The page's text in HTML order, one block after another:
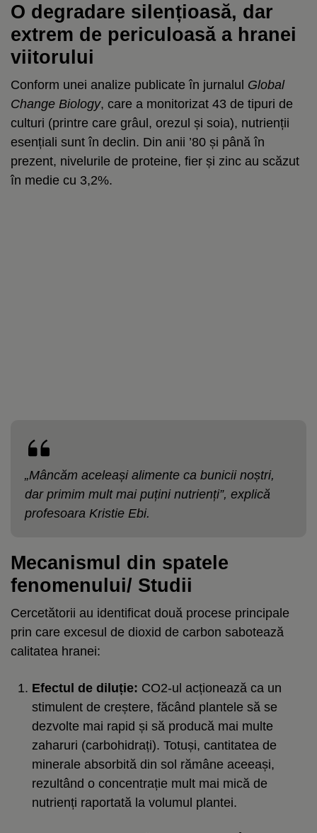
O degradare silențioasă, dar
extrem de periculoasă a hranei
viitorului
Conform unei analize publicate în jurnalul Global
Change Biology, care a monitorizat 43 de tipuri de
culturi (printre care grâul, orezul și soia), nutrienții
esențiali sunt în declin. Din anii ’80 și până în
prezent, nivelurile de proteine, fier și zinc au scăzut
în medie cu 3,2%.
„Mâncăm aceleași alimente ca bunicii noștri,
dar primim mult mai puțini nutrienți”, explică
profesoara Kristie Ebi.
Mecanismul din spatele
fenomenului/ Studii
Cercetătorii au identificat două procese principale
prin care excesul de dioxid de carbon sabotează
calitatea hranei:
Efectul de diluție: CO2-ul acționează ca un
stimulent de creștere, făcând plantele să se
dezvolte mai rapid și să producă mai multe
zaharuri (carbohidrați). Totuși, cantitatea de
minerale absorbită din sol rămâne aceeași,
rezultând o concentrație mult mai mică de
nutrienți raportată la volumul plantei.